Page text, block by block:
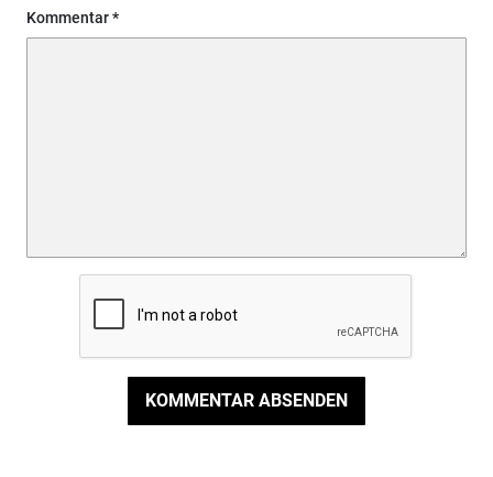
Kommentar
KOMMENTAR ABSENDEN